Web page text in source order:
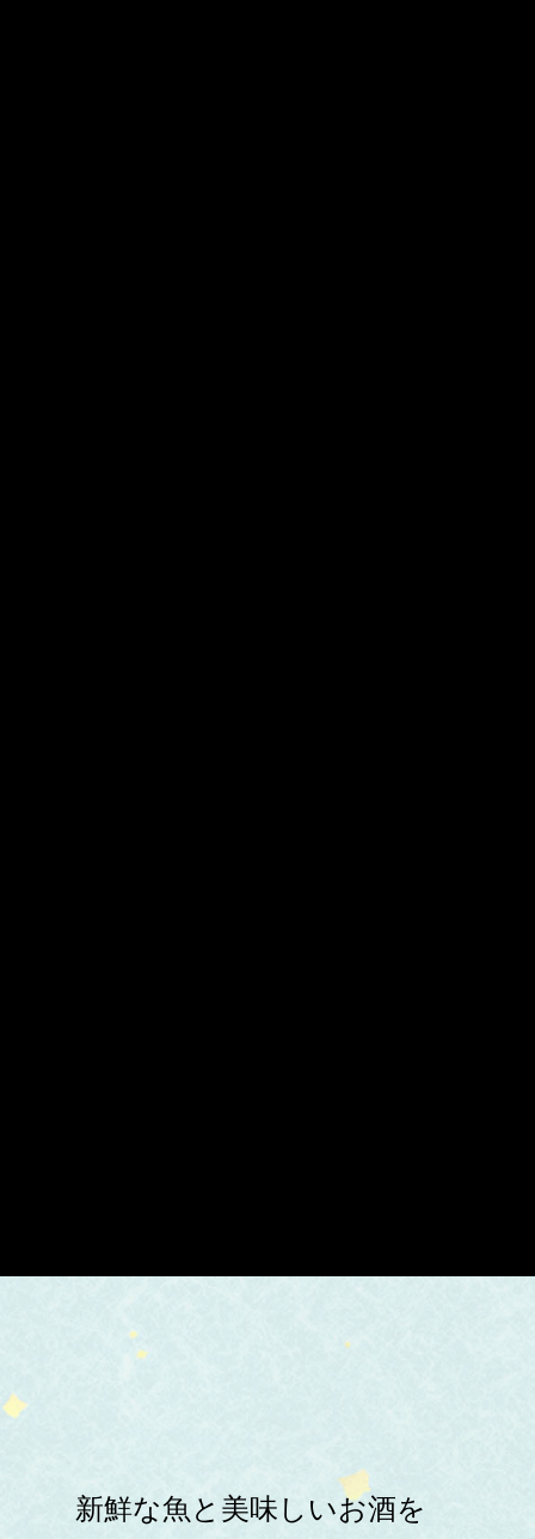
新鮮な魚と美味しいお酒を